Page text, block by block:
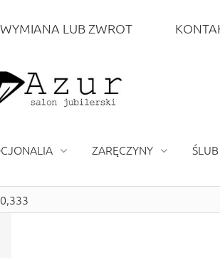
WYMIANA LUB ZWROT
ZARĘCZYNY ŚLUB